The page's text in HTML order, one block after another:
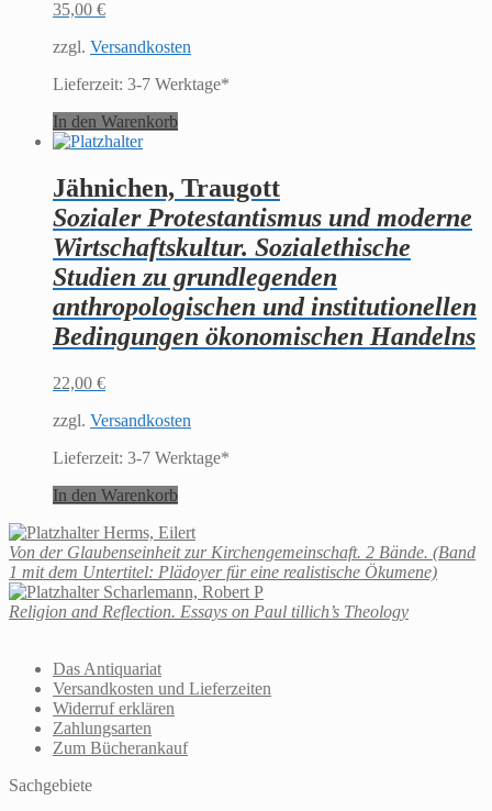
35,00 €
zzgl. Versandkosten
Lieferzeit: 3-7 Werktage*
In den Warenkorb
Jähnichen, Traugott
Sozialer Protestantismus und moderne
Wirtschaftskultur. Sozialethische
Studien zu grundlegenden
anthropologischen und institutionellen
Bedingungen ökonomischen Handelns
22,00 €
zzgl. Versandkosten
Lieferzeit: 3-7 Werktage*
In den Warenkorb
Herms, Eilert
Von der Glaubenseinheit zur Kirchengemeinschaft. 2 Bände. (Band
1 mit dem Untertitel: Plädoyer für eine realistische Ökumene)
Scharlemann, Robert P
Religion and Reflection. Essays on Paul tillich’s Theology
Das Antiquariat
Versandkosten und Lieferzeiten
Widerruf erklären
Zahlungsarten
Zum Bücherankauf
Sachgebiete